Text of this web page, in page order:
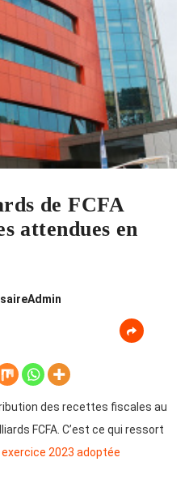
de FCFA
attendues en
des recettes fiscales au
FCFA. C’est ce qui ressort
exercice 2023 adoptée